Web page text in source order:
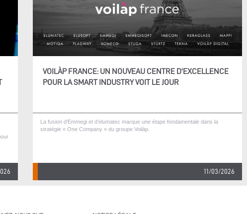
VOILÀP FRANCE: UN NOUVEAU CENTRE D’EXCELLENCE
POUR LA SMART INDUSTRY VOIT LE JOUR
La fusion d’Emmegi et d’elumatec marque une étape fondamentale dans la
stratégie « One Company » du groupe Voilàp.
11/03/2026